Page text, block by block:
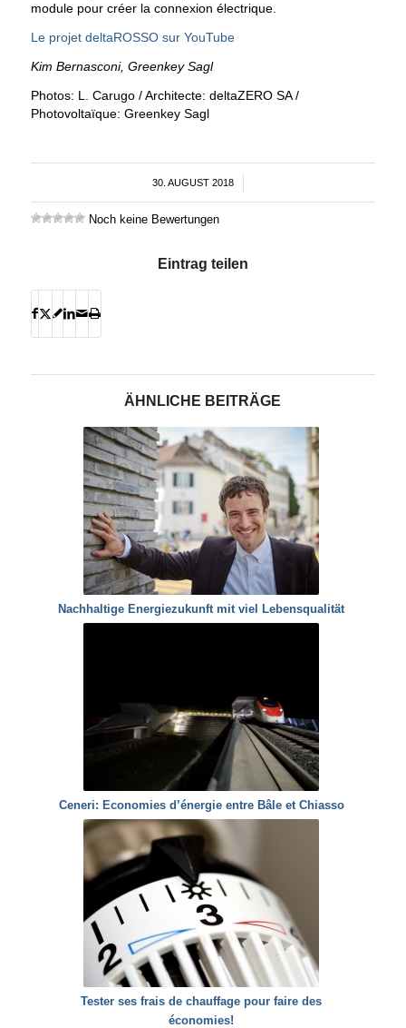
module pour créer la connexion électrique.
Le projet deltaROSSO sur YouTube
Kim Bernasconi, Greenkey Sagl
Photos: L. Carugo / Architecte: deltaZERO SA /
Photovoltaïque: Greenkey Sagl
30. AUGUST 2018
/
Noch keine Bewertungen
Eintrag teilen
ÄHNLICHE BEITRÄGE
Nachhaltige Energiezukunft mit viel Lebensqualität
Ceneri: Economies d’énergie entre Bâle et Chiasso
Tester ses frais de chauffage pour faire des
économies!